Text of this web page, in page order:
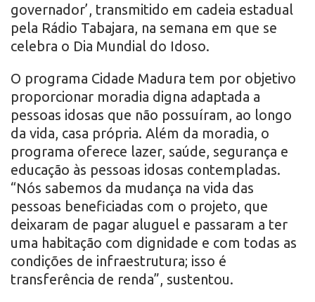
governador’, transmitido em cadeia estadual
pela Rádio Tabajara, na semana em que se
celebra o Dia Mundial do Idoso.
O programa Cidade Madura tem por objetivo
proporcionar moradia digna adaptada a
pessoas idosas que não possuíram, ao longo
da vida, casa própria. Além da moradia, o
programa oferece lazer, saúde, segurança e
educação às pessoas idosas contempladas.
“Nós sabemos da mudança na vida das
pessoas beneficiadas com o projeto, que
deixaram de pagar aluguel e passaram a ter
uma habitação com dignidade e com todas as
condições de infraestrutura; isso é
transferência de renda”, sustentou.